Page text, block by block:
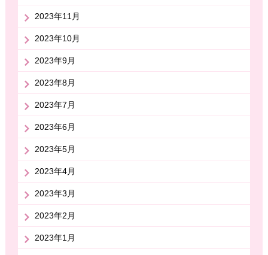
2023年11月
2023年10月
2023年9月
2023年8月
2023年7月
2023年6月
2023年5月
2023年4月
2023年3月
2023年2月
2023年1月